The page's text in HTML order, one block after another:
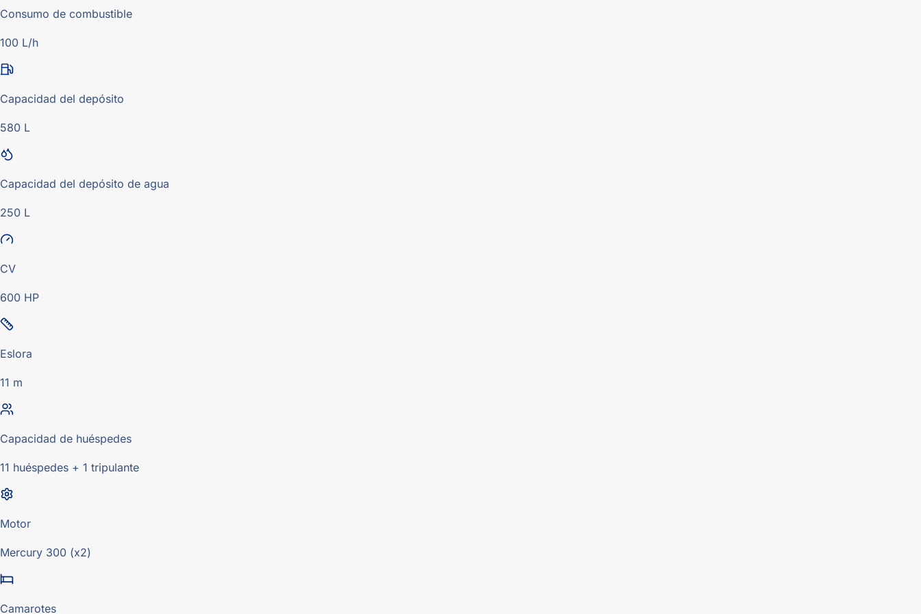
Consumo de combustible
100 L/h
Capacidad del depósito
580 L
Capacidad del depósito de agua
250 L
CV
600 HP
Eslora
11 m
Capacidad de huéspedes
11 huéspedes + 1 tripulante
Motor
Mercury 300 (x2)
Camarotes